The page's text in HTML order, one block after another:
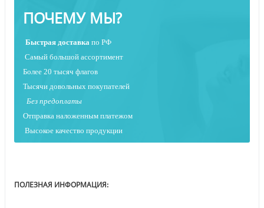
ПОЧЕМУ МЫ?
Быстрая доставка по РФ
Самый большой ассортимент
Более 20 тысяч флагов
Тысячи довольных покупателей
Без предоплаты
Отправка наложенным платежом
Высокое качество продукции
ПОЛЕЗНАЯ ИНФОРМАЦИЯ: